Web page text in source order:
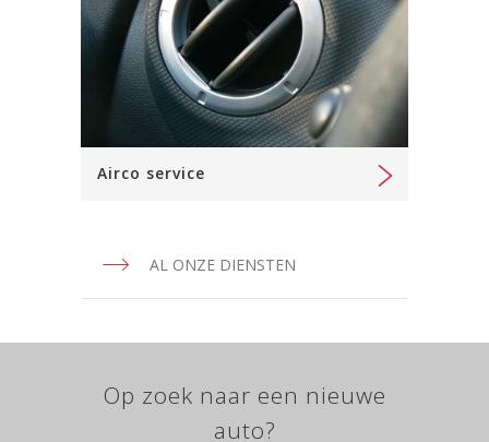
Airco service
AL ONZE DIENSTEN
Op zoek naar een nieuwe
auto?